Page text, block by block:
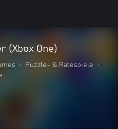
(Xbox One)
• Puzzle- & Ratespiele
•